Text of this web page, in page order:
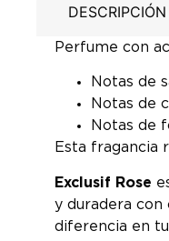
DESCRIPCIÓN
Perfume con
Notas de
Notas de
Notas de
Esta fragancia
Exclusif Rose
y duradera con
diferencia en